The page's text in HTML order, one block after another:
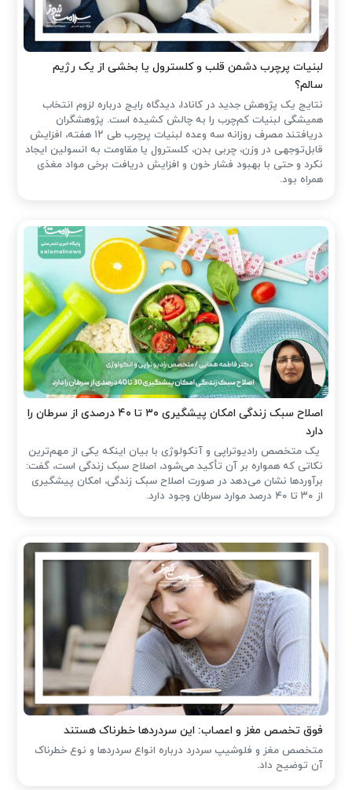
لبنیات پرچرب دشمن قلب و کلسترول یا بخشی از یک رژیم
سالم؟
نتایج یک پژوهش جدید در کانادا، دیدگاه رایج درباره لزوم انتخاب
همیشگی لبنیات کم‌چرب را به چالش کشیده است. پژوهشگران
دریافتند مصرف روزانه سه وعده لبنیات پرچرب طی ۱۲ هفته، افزایش
قابل‌توجهی در وزن، چربی بدن، کلسترول یا مقاومت به انسولین ایجاد
نکرد و حتی با بهبود فشار خون و افزایش دریافت برخی مواد مغذی
همراه بود.
اصلاح سبک زندگی امکان پیشگیری ۳۰ تا ۴۰ درصدی از سرطان را
دارد
یک متخصص رادیوتراپی و آنکولوژی با بیان اینکه یکی از مهم‌ترین
نکاتی که همواره بر آن تأکید می‌شود، اصلاح سبک زندگی است، گفت:
برآوردها نشان می‌دهد در صورت اصلاح سبک زندگی، امکان پیشگیری
از ۳۰ تا ۴۰ درصد موارد سرطان وجود دارد.
فوق تخصص مغز و اعصاب: این سردردها خطرناک هستند
متخصص مغز و فلوشیپ سردرد درباره انواع سردردها و نوع خطرناک
آن توضیح داد.